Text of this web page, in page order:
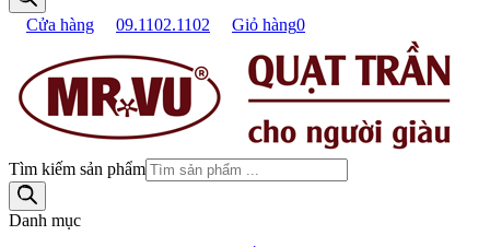
Cửa hàng 09.1102.1102 Giỏ hàng0
Tìm kiếm sản phẩm
Danh mục